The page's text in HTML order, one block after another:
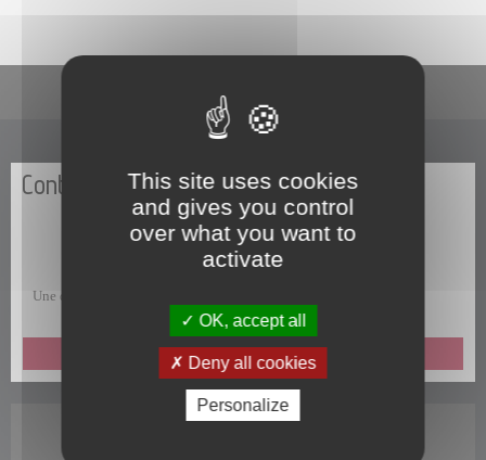
En un clic
Contactez-nous
Une question, une remarque, une suggestion, un commentaire ?
ENVOYEZ-NOUS UN MESSAGE
This site uses cookies
and gives you control
over what you want to
activate
OK, accept all
Deny all cookies
Personalize